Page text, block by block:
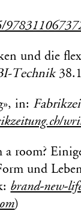
und die
Technik
in:
a room?
und
brand-new-
)